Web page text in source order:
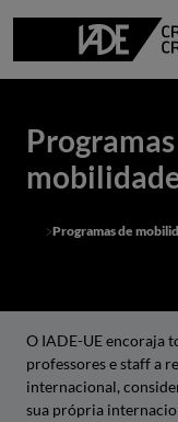
Programas de
O IADE-UE encoraja
professores e staff a
internacional,
sua própria